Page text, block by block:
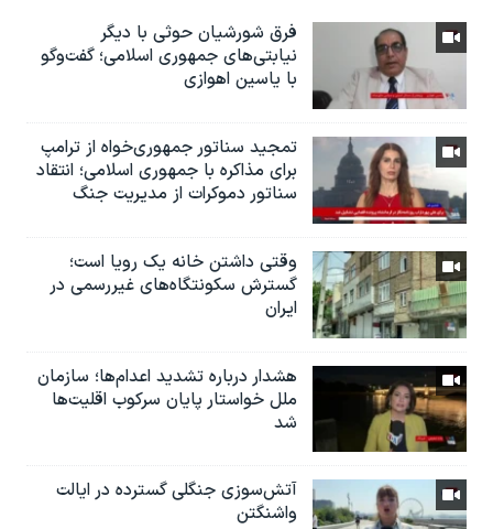
فرق شورشیان حوثی با دیگر
نیابتی‌های جمهوری اسلامی؛ گفت‌وگو
با یاسین اهوازی
تمجید سناتور جمهوری‌خواه از ترامپ
برای مذاکره با جمهوری اسلامی؛ انتقاد
سناتور دموکرات از مدیریت جنگ
وقتی داشتن خانه یک رویا است؛
گسترش سکونتگاه‌های غیررسمی در
ایران
هشدار درباره تشدید اعدام‌ها؛ سازمان
ملل خواستار پایان سرکوب اقلیت‌ها
شد
آتش‌سوزی جنگلی گسترده در ایالت
واشنگتن